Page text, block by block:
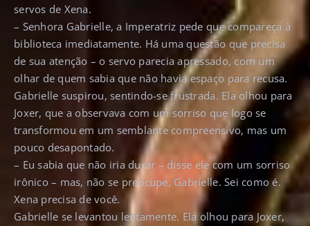
servos de Xena.
– Senhora Gabrielle, a Imperatriz pede que compareça à
biblioteca imediatamente. Há uma questão que precisa
de sua atenção – o servo parecia apressado, com um
olhar de quem sabia que não havia espaço para recusa.
Gabrielle suspirou, sentindo-se frustrada. Ela olhou para
Joxer, que a observava com um sorriso que logo se
transformou em um semblante compreensivo, mas um
pouco desapontado.
– Eu sabia que não iria durar – disse ele com um sorriso
irônico – mas, não se preocupe, Gabrielle. Sei como é.
Xena precisa de você.
Gabrielle se levantou lentamente. Ela olhou para Joxer,